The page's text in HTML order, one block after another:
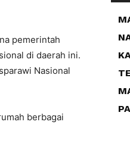
pemerintah
di daerah ini.
Nasional
berbagai